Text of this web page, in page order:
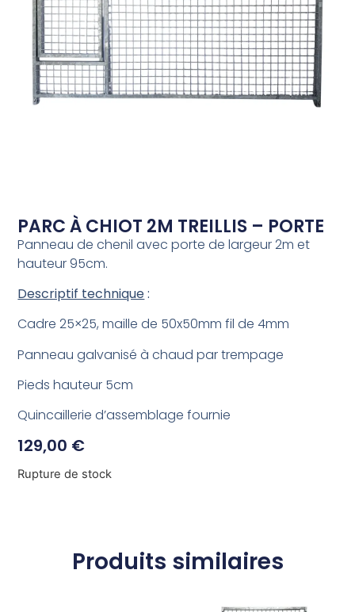
PARC À CHIOT 2M TREILLIS – PORTE
Panneau de chenil avec porte de largeur 2m et
hauteur 95cm.
Descriptif technique:
Cadre 25×25, maille de 50x50mm fil de 4mm
Panneau galvanisé à chaud par trempage
Pieds hauteur 5cm
Quincaillerie d’assemblage fournie
129,00 €
Rupture de stock
Produits similaires